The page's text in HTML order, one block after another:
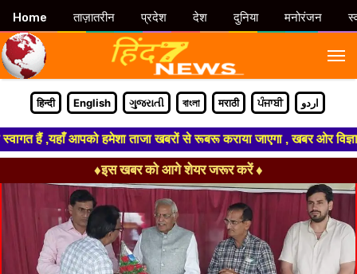
हिन्दी English ગુજરાતી বাংলা मराठी ਪੰਜਾਬੀ اردو
हैं ,यहाँ आपको हमेशा ताजा खबरों से रूबरू कराया जाएगा , खबर ओर
♦इस खबर को आगे शेयर जरूर करें ♦
Home ताज़ातरीन प्रदेश देश दुनिया मनोरंजन